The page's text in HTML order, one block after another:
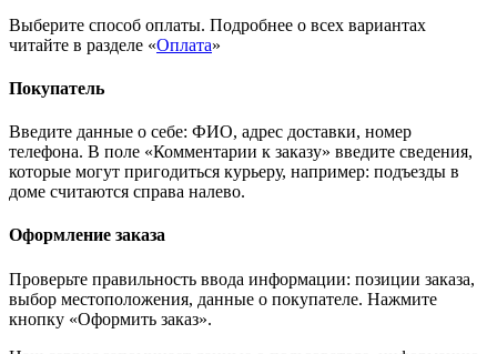
Выберите способ оплаты. Подробнее о всех вариантах
читайте в разделе «Оплата»
Покупатель
Введите данные о себе: ФИО, адрес доставки, номер
телефона. В поле «Комментарии к заказу» введите сведения,
которые могут пригодиться курьеру, например: подъезды в
доме считаются справа налево.
Оформление заказа
Проверьте правильность ввода информации: позиции заказа,
выбор местоположения, данные о покупателе. Нажмите
кнопку «Оформить заказ».